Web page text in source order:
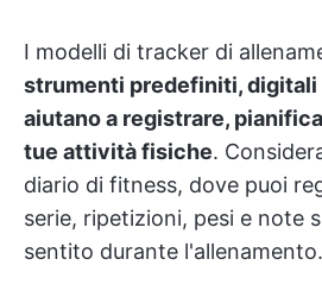
I modelli di tracker di
strumenti predefiniti, digitali
aiutano a registrare,
tue attività fisiche.
diario di fitness, dove puoi
serie, ripetizioni, pesi e note
sentito durante l'allenamento.